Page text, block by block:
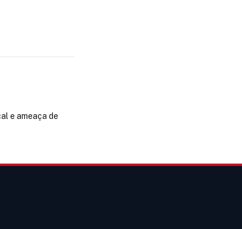
e ameaça de